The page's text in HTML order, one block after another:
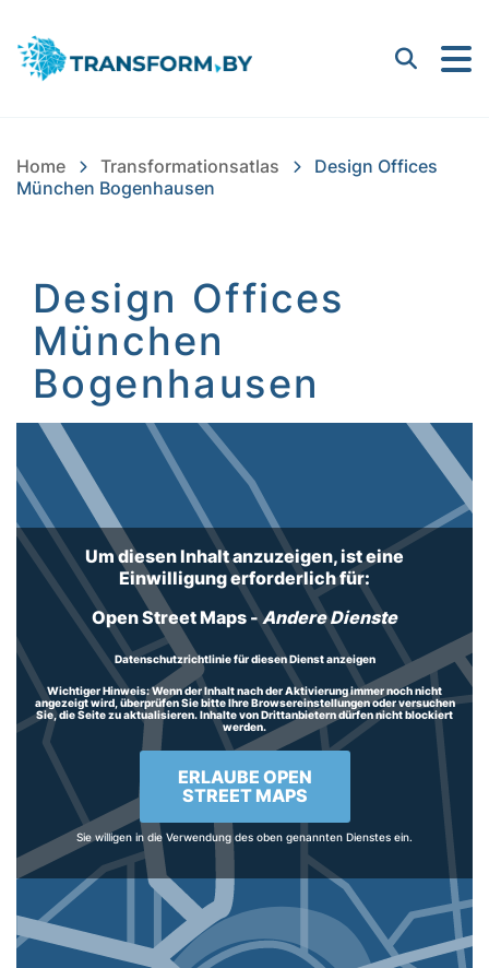
Bayern Innovativ GmbH
Suchen
Home Transformationsatlas
Design Offices
München Bogenhausen
Design Offices
München
Bogenhausen
Inhalt
Um diesen Inhalt anzuzeigen, ist eine
Einwilligung erforderlich für:
Open Street Maps -Andere Dienste
Datenschutzrichtlinie für diesen Dienst anzeigen
Wichtiger Hinweis:Wenn der Inhalt nach der Aktivierung immer noch nicht
angezeigt wird, überprüfen Sie bitte Ihre Browsereinstellungen oder versuchen
Sie, die Seite zu aktualisieren. Inhalte von Drittanbietern dürfen nicht blockiert
werden.
ERLAUBE OPEN
STREET MAPS
Sie willigen in die Verwendung des oben genannten Dienstes ein.